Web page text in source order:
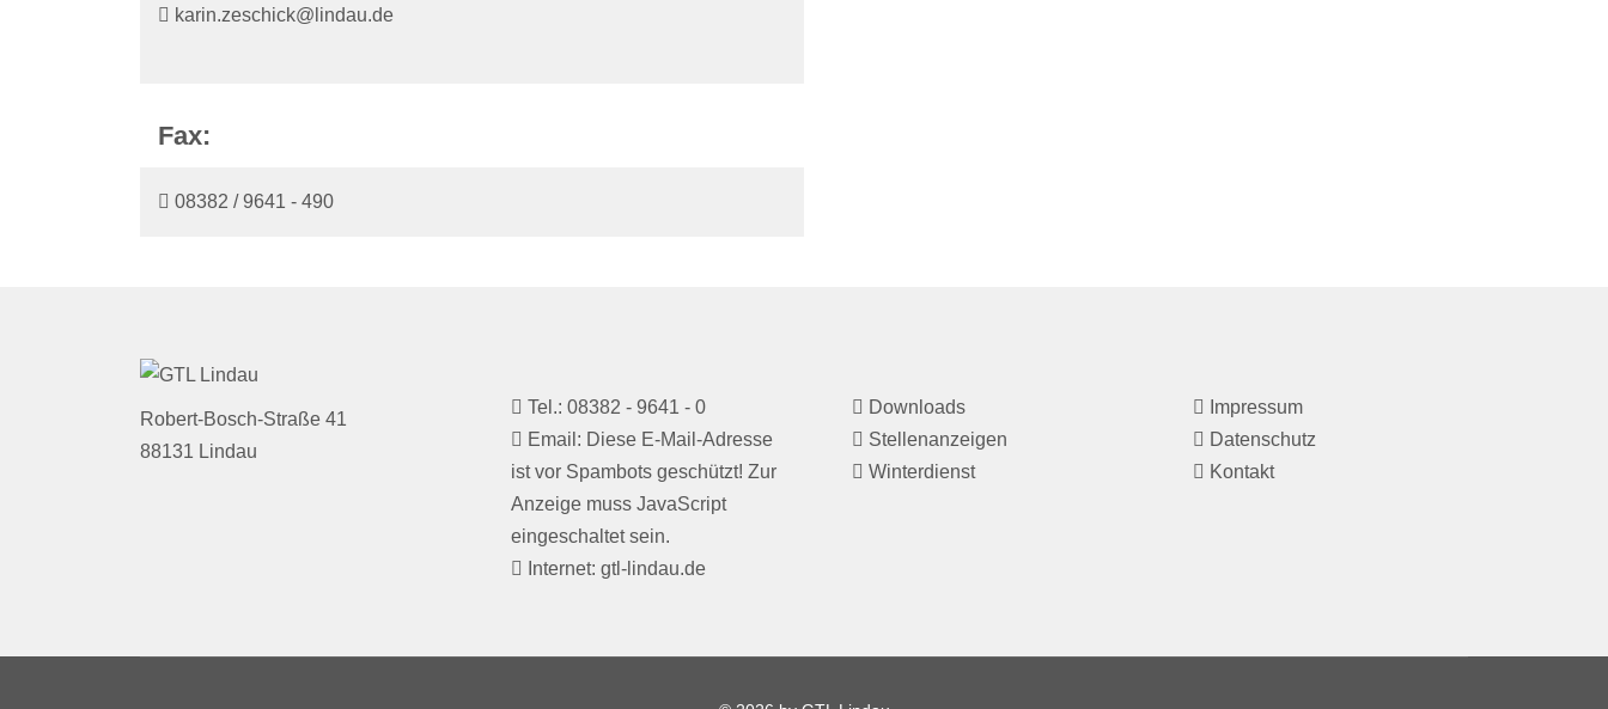
karin.zeschick@lindau.de
Fax:
08382 / 9641 - 490
Robert-Bosch-Straße 41
88131 Lindau
Tel.: 08382 - 9641 - 0
Email: Diese E-Mail-Adresse
ist vor Spambots geschützt! Zur
Anzeige muss JavaScript
eingeschaltet sein.
Internet: gtl-lindau.de
Downloads
Stellenanzeigen
Winterdienst
Impressum
Datenschutz
Kontakt